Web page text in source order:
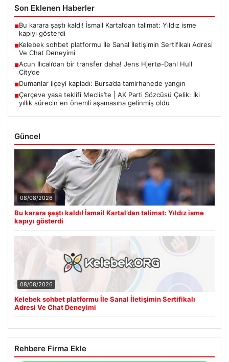
Son Eklenen Haberler
■Bu karara şaştı kaldı! İsmail Kartal’dan talimat: Yıldız isme
kapıyı gösterdi
■Kelebek sohbet platformu İle Sanal İletişimin Sertifikalı Adresi
Ve Chat Deneyimi
■Acun Ilıcalı’dan bir transfer daha! Jens Hjertø-Dahl Hull
City’de
■Dumanlar ilçeyi kapladı: Bursa’da tamirhanede yangın
■Çerçeve yasa teklifi Meclis’te | AK Parti Sözcüsü Çelik: İki
yıllık sürecin en önemli aşamasına gelinmiş oldu
Güncel
08/08/2026
Bu karara şaştı kaldı! İsmail Kartal’dan talimat: Yıldız isme
kapıyı gösterdi
08/08/2026
Kelebek sohbet platformu İle Sanal İletişimin Sertifikalı
Adresi Ve Chat Deneyimi
Rehbere Firma Ekle